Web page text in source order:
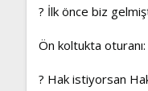
? İlk önce biz
Ön koltukta oturanı:
? Hak istiyorsan